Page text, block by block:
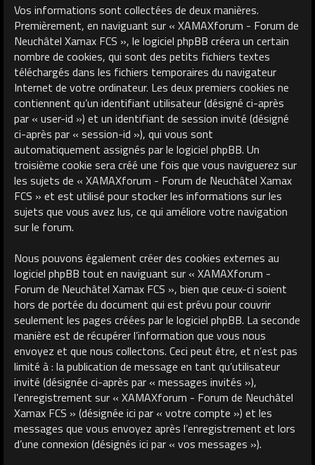
Vos informations sont collectées de deux manières.
Premièrement, en naviguant sur « XAMAXforum - Forum de
Neuchâtel Xamax FCS », le logiciel phpBB créera un certain
nombre de cookies, qui sont des petits fichiers textes
téléchargés dans les fichiers temporaires du navigateur
Internet de votre ordinateur. Les deux premiers cookies ne
contiennent qu’un identifiant utilisateur (désigné ci-après
par « user-id ») et un identifiant de session invité (désigné
ci-après par « session-id »), qui vous sont
automatiquement assignés par le logiciel phpBB. Un
troisième cookie sera créé une fois que vous naviguerez sur
les sujets de « XAMAXforum - Forum de Neuchâtel Xamax
FCS » et est utilisé pour stocker les informations sur les
sujets que vous avez lus, ce qui améliore votre navigation
sur le forum.
Nous pouvons également créer des cookies externes au
logiciel phpBB tout en naviguant sur « XAMAXforum -
Forum de Neuchâtel Xamax FCS », bien que ceux-ci soient
hors de portée du document qui est prévu pour couvrir
seulement les pages créées par le logiciel phpBB. La seconde
manière est de récupérer l’information que vous nous
envoyez et que nous collectons. Ceci peut être, et n’est pas
limité à : la publication de message en tant qu’utilisateur
invité (désignée ci-après par « messages invités »),
l’enregistrement sur « XAMAXforum - Forum de Neuchâtel
Xamax FCS » (désignée ici par « votre compte ») et les
messages que vous envoyez après l’enregistrement et lors
d’une connexion (désignés ici par « vos messages »).